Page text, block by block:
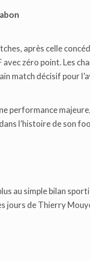
après celle
avec zéro point. Les
match décisif pour
performance
l’histoire de son
au simple bilan
jours de Thierry